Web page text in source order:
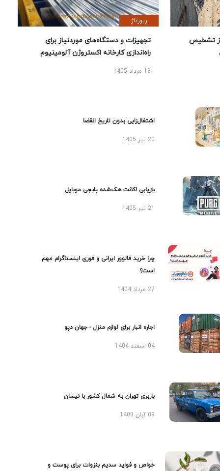
تشخیص
رپورتاژ
تجهیزات و دستگاه‌های موردنیاز برای
راه‌اندازی کارخانه اکستروژن آلومینیوم
13 مرداد 1405
اشتغال‌زایی بدون تاریخ انقضا
20 تیر 1405
بازیابی اکانت هک‌شده پابجی موبایل
چرا خرید فالوور ایرانی و فوری اینستاگرام مهم
است؟
27 مرداد 1404
اجاره انبار برای لوازم منزل - جهان دپو
04 اسفند 1404
باربری تهران به شمال کشور با نیسان
09 آبان 1403
خواص و فواید سدیم بنزوات برای پوست و